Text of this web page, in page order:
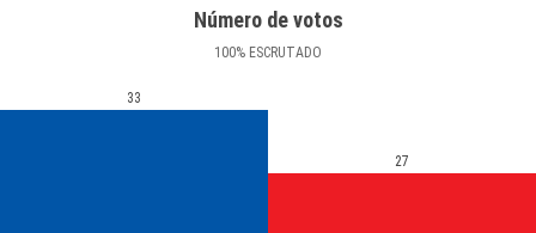
Número de votos
100% ESCRUTADO
33
27